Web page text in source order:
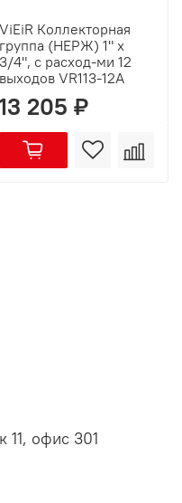
ViEiR Коллекторная
группа (НЕРЖ) 1" х
3/4", с расход-ми 12
выходов VR113-12A
13 205 ₽
11, офис 301